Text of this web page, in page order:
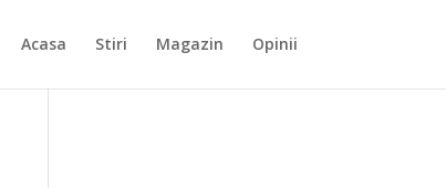
Acasa Stiri Magazin Opinii